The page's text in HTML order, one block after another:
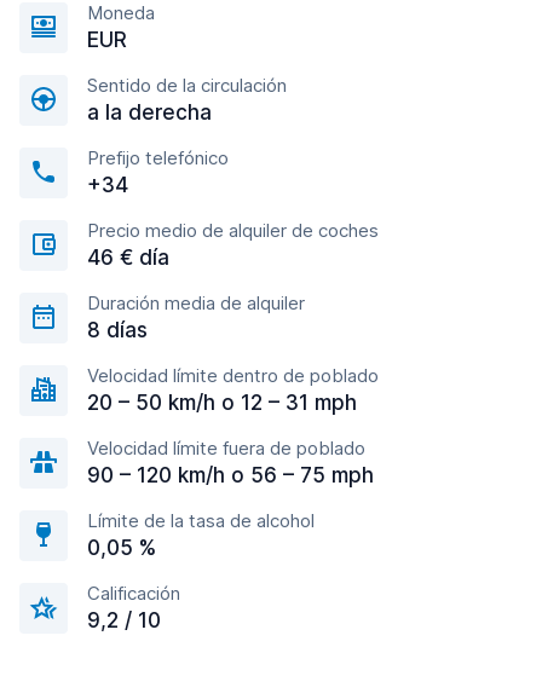
Moneda
EUR
Sentido de la circulación
a la derecha
Prefijo telefónico
+34
Precio medio de alquiler de coches
46 € día
Duración media de alquiler
8 días
Velocidad límite dentro de poblado
20 – 50 km/h o 12 – 31 mph
Velocidad límite fuera de poblado
90 – 120 km/h o 56 – 75 mph
Límite de la tasa de alcohol
0,05 %
Calificación
9,2 / 10